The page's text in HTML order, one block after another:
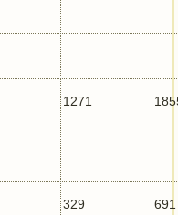
1271
329 691